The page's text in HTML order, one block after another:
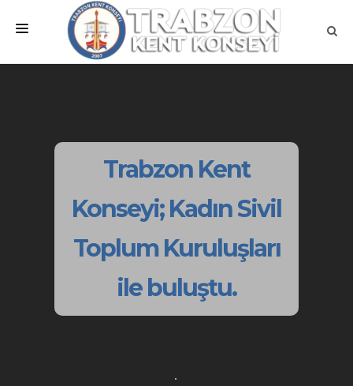
ÇALIŞMA GRUPLARI
Trabzon Kent
Konseyi; Kadın Sivil
Toplum Kuruluşları
ile buluştu.